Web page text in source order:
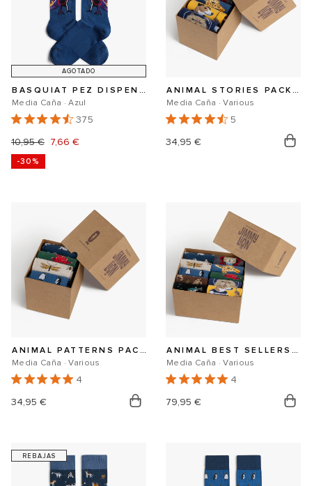
AGOTADO
BASQUIAT PEZ DISPENSER
Media Caña · Azul
375
Precio
habitual
10,95 €
Precio
de
7,66 €
-30%
ANIMAL STORIES PACK 4 PARES
Media Caña · Various
5
Precio
34,95 €
ANIMAL PATTERNS PACK 4 PARES
Media Caña · Various
4
Precio
34,95 €
ANIMAL BEST SELLERS PACK 10 PARES
Media Caña · Various
4
Precio
79,95 €
REBAJAS